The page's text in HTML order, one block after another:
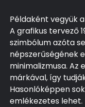
Példaként vegyük
A grafikus tervező
szimbólum azóta
népszerűségének
minimalizmusa.
márkával, így
Hasonlóképpen
emlékezetes lehet.